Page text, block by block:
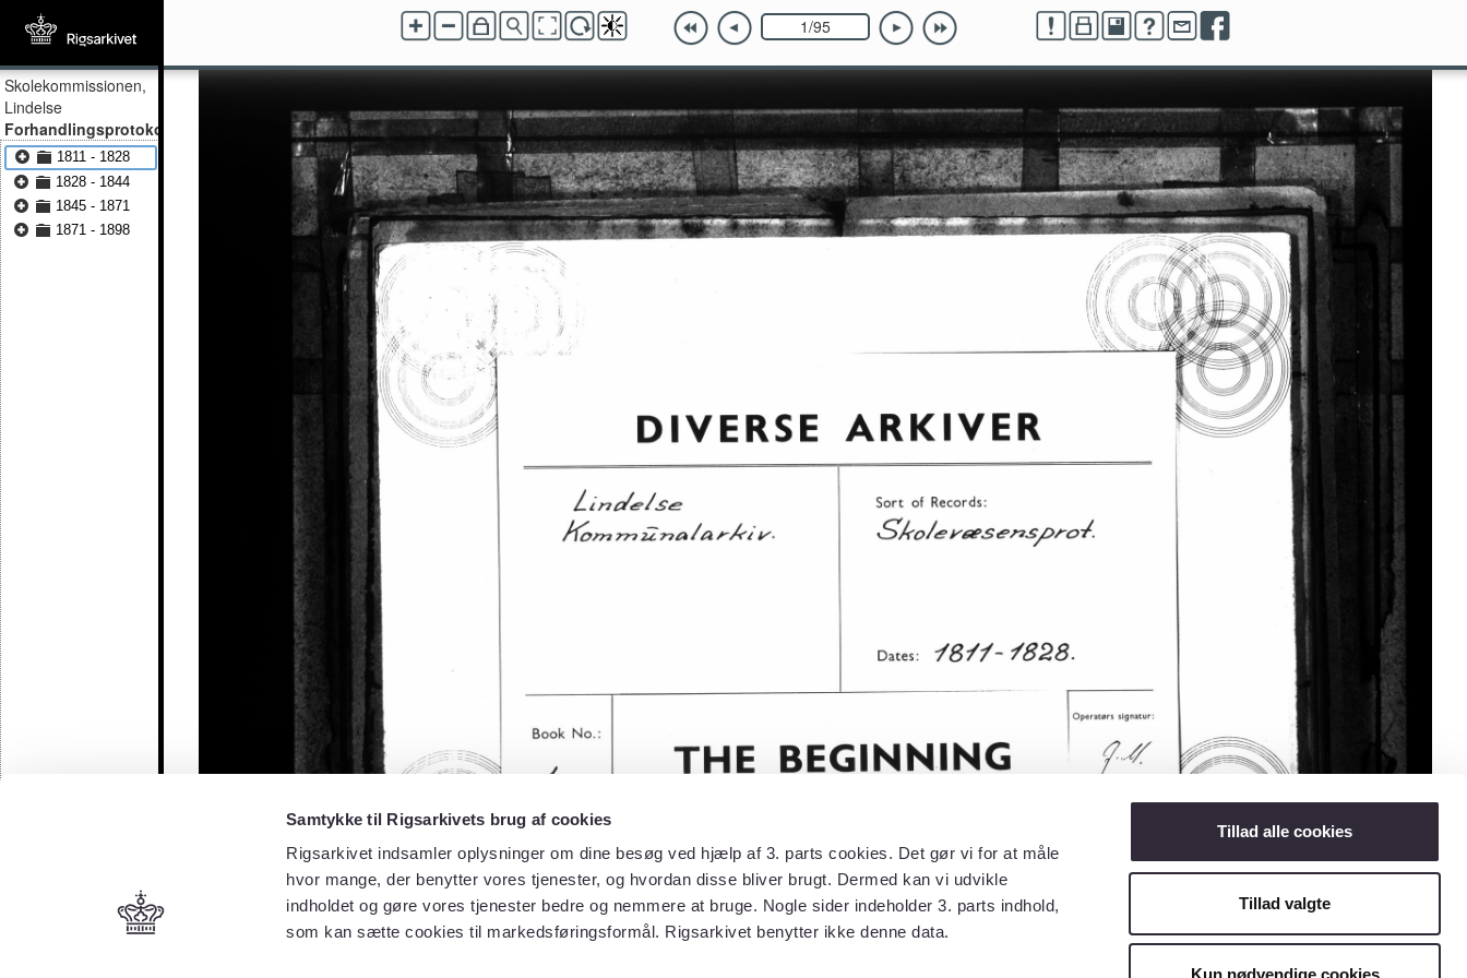
Samtykke til Rigsarkivets brug af cookies
Rigsarkivet indsamler oplysninger om dine besøg ved hjælp af 3. parts cookies. Det gør vi for at måle
hvor mange, der benytter vores tjenester, og hvordan disse bliver brugt. Dermed kan vi udvikle
indholdet og gøre vores tjenester bedre og nemmere at bruge. Nogle sider indeholder 3. parts indhold,
som kan sætte cookies til markedsføringsformål. Rigsarkivet benytter ikke denne data.
Tillad alle cookies
Tillad valgte
Kun nødvendige cookies
Skolekommissionen,
Lindelse
Forhandlingsprotokol
1811 - 1828
1828 - 1844
1845 - 1871
1871 - 1898